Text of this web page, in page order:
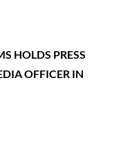
HOLDS PRESS
OFFICER IN